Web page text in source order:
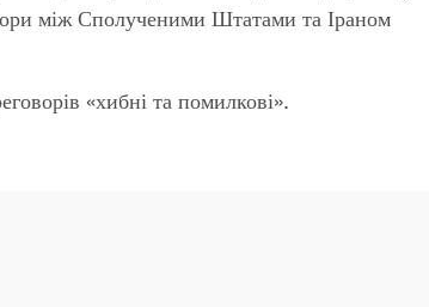
між Сполученими Штатами та Іраном
«хибні та помилкові».